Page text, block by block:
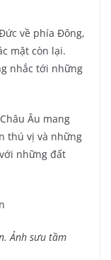
về phía Đông,
mặt còn lại.
nhắc tới những
Âu mang
thú vị và những
những đất
Ảnh sưu tầm